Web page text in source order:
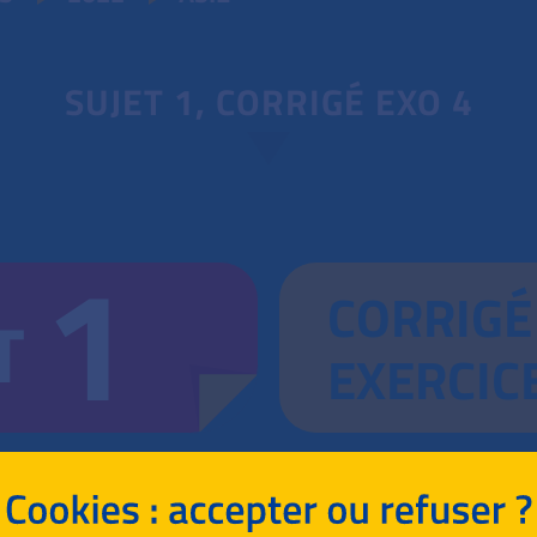
SUJET 1, CORRIGÉ EXO 4
1 CORRIGÉ